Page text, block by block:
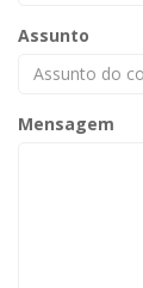
Assunto
Mensagem